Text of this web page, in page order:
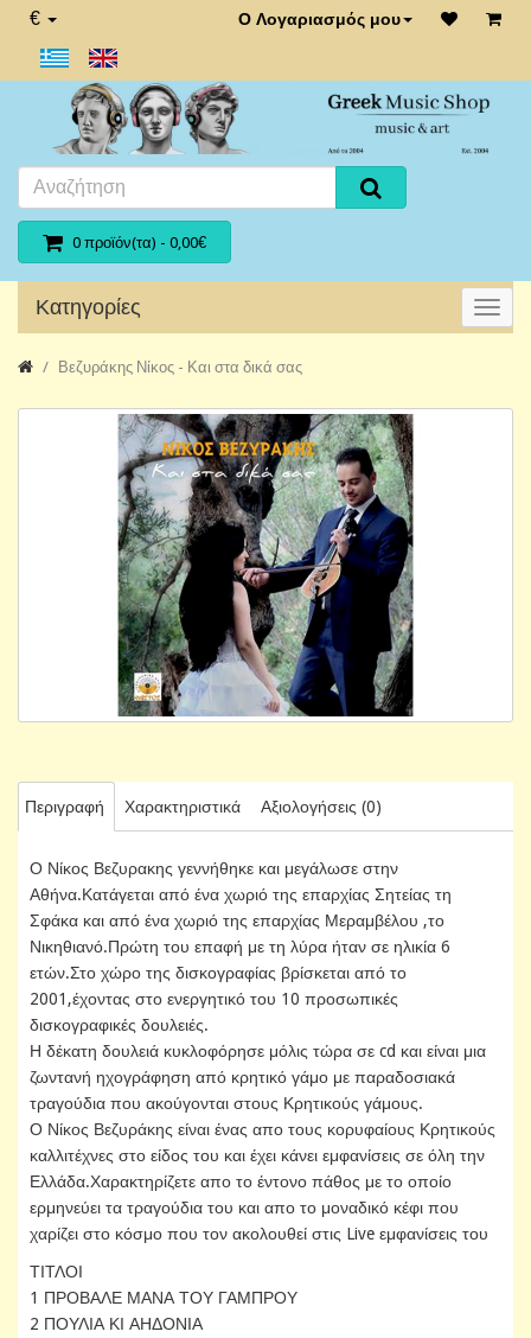
€ Ο Λογαριασμός μου
0 προϊόν(τα) - 0,00€
Κατηγορίες
Βεζυράκης Νίκος - Και στα δικά σας
Περιγραφή Χαρακτηριστικά Αξιολογήσεις (0)
Ο Νίκος Βεζυρακης γεννήθηκε και μεγάλωσε στην
Αθήνα.Κατάγεται από ένα χωριό της επαρχίας Σητείας τη
Σφάκα και από ένα χωριό της επαρχίας Μεραμβέλου ,το
Νικηθιανό.Πρώτη του επαφή με τη λύρα ήταν σε ηλικία 6
ετών.Στο χώρο της δισκογραφίας βρίσκεται από το
2001,έχοντας στο ενεργητικό του 10 προσωπικές
δισκογραφικές δουλειές.
Η δέκατη δουλειά κυκλοφόρησε μόλις τώρα σε cd και είναι μια
ζωντανή ηχογράφηση από κρητικό γάμο με παραδοσιακά
τραγούδια που ακούγονται στους Κρητικούς γάμους.
Ο Νίκος Βεζυράκης είναι ένας απο τους κορυφαίους Κρητικούς
καλλιτέχνες στο είδος του και έχει κάνει εμφανίσεις σε όλη την
Ελλάδα.Χαρακτηρίζετε απο το έντονο πάθος με το οποίο
ερμηνεύει τα τραγούδια του και απο το μοναδικό κέφι που
χαρίζει στο κόσμο που τον ακολουθεί στις Live εμφανίσεις του
ΤΙΤΛΟΙ
1 ΠΡΟΒΑΛΕ ΜΑΝΑ ΤΟΥ ΓΑΜΠΡΟΥ
2 ΠΟΥΛΙΑ ΚΙ ΑΗΔΟΝΙΑ